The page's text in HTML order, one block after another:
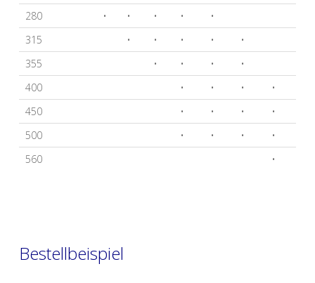
280
• • • •
•
315
• • • •
•
355
• • •
•
400
• • •
•
450
• • •
•
500
• • •
•
560
•
Bestellbeispiel